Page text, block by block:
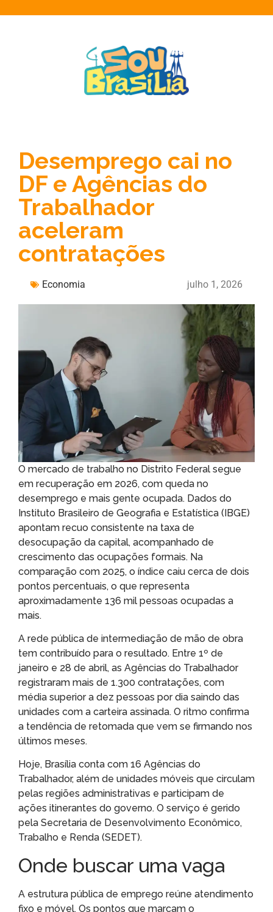
Desemprego cai no
DF e Agências do
Trabalhador
aceleram
contratações
Economia julho 1, 2026
O mercado de trabalho no Distrito Federal segue
em recuperação em 2026, com queda no
desemprego e mais gente ocupada. Dados do
Instituto Brasileiro de Geografia e Estatística (IBGE)
apontam recuo consistente na taxa de
desocupação da capital, acompanhado de
crescimento das ocupações formais. Na
comparação com 2025, o índice caiu cerca de dois
pontos percentuais, o que representa
aproximadamente 136 mil pessoas ocupadas a
mais.
A rede pública de intermediação de mão de obra
tem contribuído para o resultado. Entre 1º de
janeiro e 28 de abril, as Agências do Trabalhador
registraram mais de 1.300 contratações, com
média superior a dez pessoas por dia saindo das
unidades com a carteira assinada. O ritmo confirma
a tendência de retomada que vem se firmando nos
últimos meses.
Hoje, Brasília conta com 16 Agências do
Trabalhador, além de unidades móveis que circulam
pelas regiões administrativas e participam de
ações itinerantes do governo. O serviço é gerido
pela Secretaria de Desenvolvimento Econômico,
Trabalho e Renda (SEDET).
Onde buscar uma vaga
A estrutura pública de emprego reúne atendimento
fixo e móvel. Os pontos que marcam o